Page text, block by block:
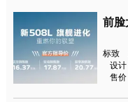
标致
设计
售价